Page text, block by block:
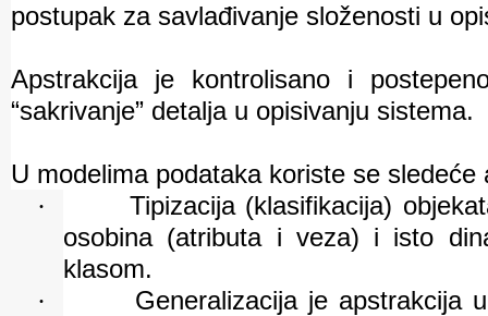
postupak za savlađivanje složenosti u
Apstrakcija je kontrolisano i
“sakrivanje” detalja u opisivanju sistema.
U modelima podataka koriste se sledeće
·
Tipizacija (klasifikacija)
osobina (atributa i veza) i isto
klasom.
·
Generalizacija je apstrakcija